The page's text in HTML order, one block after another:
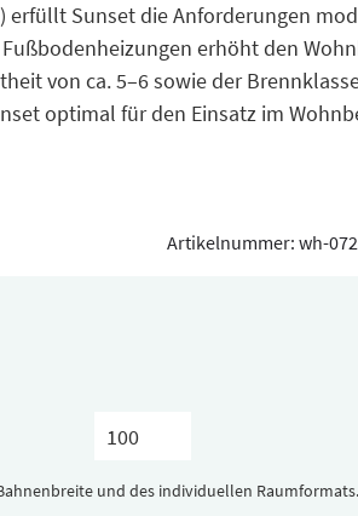
erfüllt Sunset die Anforderungen
erhöht den
von ca. 5–6 sowie der
optimal für den Einsatz im
Artikelnummer: wh-
und des individuellen Raumformats.